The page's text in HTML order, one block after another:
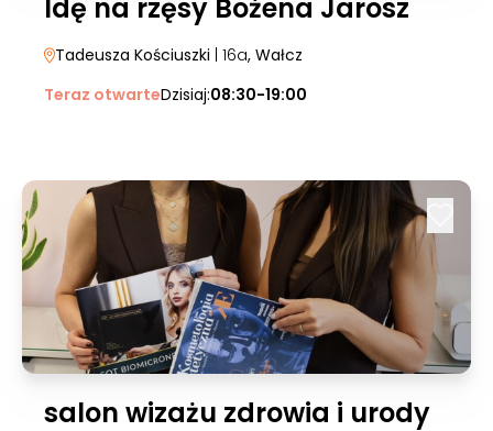
Idę na rzęsy Bożena Jarosz
Tadeusza Kościuszki | 16a, Wałcz
Teraz otwarteDzisiaj:08:30-19:00
salon wizażu zdrowia i urody